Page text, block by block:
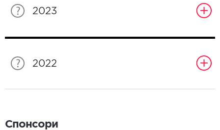
2023
2022
Спонсори